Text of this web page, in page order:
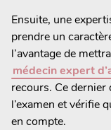
Ensuite, une
prendre un
l’avantage de
médecin expert
recours. Ce
l’examen et vérifie
en compte.